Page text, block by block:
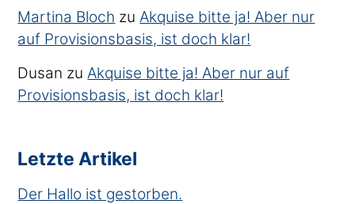
Martina Bloch zuAkquise bitte ja! Aber nur
auf Provisionsbasis, ist doch klar!
Dusan zuAkquise bitte ja! Aber nur auf
Provisionsbasis, ist doch klar!
Letzte Artikel
Der Hallo ist gestorben.